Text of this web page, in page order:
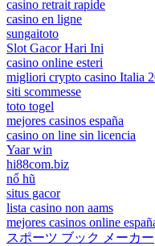
casino retrait rapide
casino en ligne
sungaitoto
Slot Gacor Hari Ini
casino online esteri
migliori crypto casino Italia
siti scommesse
toto togel
mejores casinos españa
casino on line sin licencia
Yaar win
hi88com.biz
nổ hũ
situs gacor
lista casino non aams
mejores casinos online
スポーツ ブック メーカー